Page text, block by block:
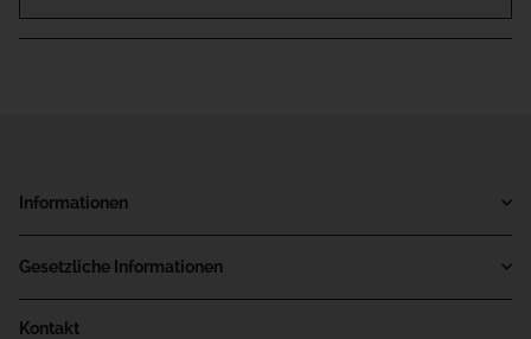
Informationen
Gesetzliche Informationen
Kontakt